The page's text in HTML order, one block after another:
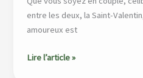
entre les deux, la Saint-
amoureux est
Lire l’article »